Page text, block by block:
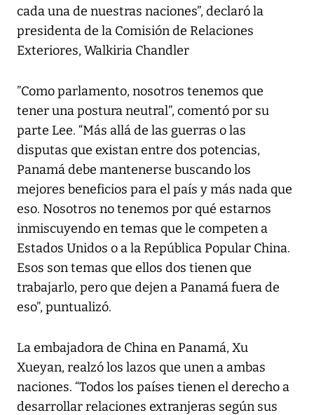
cada una de nuestras naciones”, declaró la
presidenta de la Comisión de Relaciones
Exteriores, Walkiria Chandler
”Como parlamento, nosotros tenemos que
tener una postura neutral”, comentó por su
parte Lee. “Más allá de las guerras o las
disputas que existan entre dos potencias,
Panamá debe mantenerse buscando los
mejores beneficios para el país y más nada que
eso. Nosotros no tenemos por qué estarnos
inmiscuyendo en temas que le competen a
Estados Unidos o a la República Popular China.
Esos son temas que ellos dos tienen que
trabajarlo, pero que dejen a Panamá fuera de
eso”, puntualizó.
La embajadora de China en Panamá, Xu
Xueyan, realzó los lazos que unen a ambas
naciones. “Todos los países tienen el derecho a
desarrollar relaciones extranjeras según sus